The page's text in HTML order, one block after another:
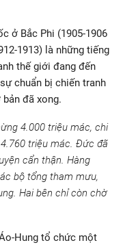
ở Bắc Phi (1905-1906
1913) là những tiếng
thế giới đang đến
chuẩn bị chiến tranh
đã xong.
4.000 triệu mác, chi
triệu mác. Đức đã
cẩn thận. Hàng
bộ tổng tham mưu,
Hai bên chỉ còn chờ
Hung tổ chức một